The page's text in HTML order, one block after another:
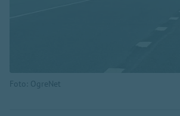
Foto: OgreNet